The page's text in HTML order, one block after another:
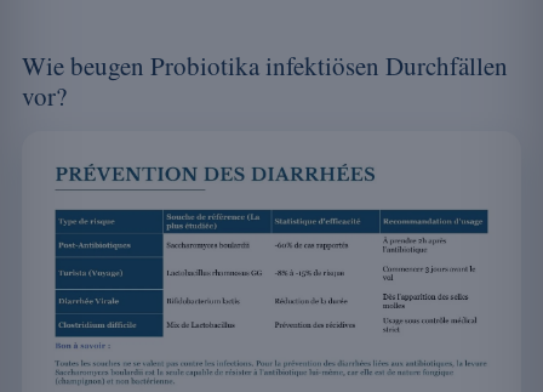
Wie beugen Probiotika infektiösen Durchfällen
vor?